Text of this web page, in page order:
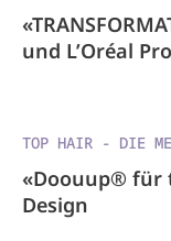
und L’Oréal
TOP HAIR - DIE
«Doouup® für
Design